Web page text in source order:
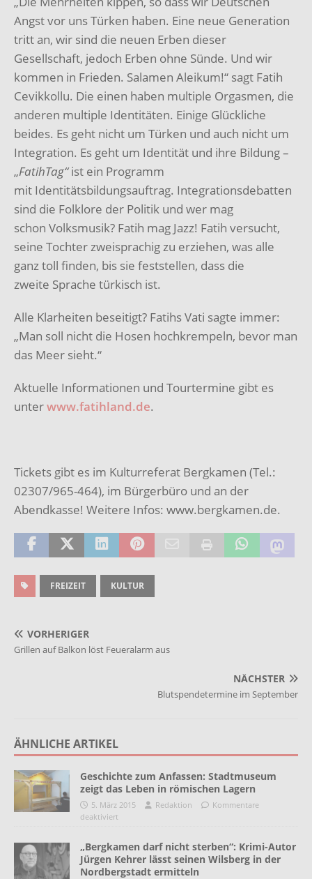
Angst vor uns Türken haben. Eine neue Generation
tritt an, wir sind die neuen Erben dieser
Gesellschaft, jedoch Erben ohne Sünde. Und wir
kommen in Frieden. Salamen Aleikum!“ sagt Fatih
Cevikkollu. Die einen haben multiple Orgasmen, die
anderen multiple Identitäten. Einige Glückliche
beides. Es geht nicht um Türken und auch nicht um
Integration. Es geht um Identität und ihre Bildung –
„FatihTag“ist ein Programm
mit Identitätsbildungsauftrag. Integrationsdebatten
sind die Folklore der Politik und wer mag
schon Volksmusik? Fatih mag Jazz! Fatih versucht,
seine Tochter zweisprachig zu erziehen, was alle
ganz toll finden, bis sie feststellen, dass die
zweite Sprache türkisch ist.
Alle Klarheiten beseitigt? Fatihs Vati sagte immer:
„Man soll nicht die Hosen hochkrempeln, bevor man
das Meer sieht.“
Aktuelle Informationen und Tourtermine gibt es
unterwww.fatihland.de.
Tickets gibt es im Kulturreferat Bergkamen (Tel.:
02307/965-464), im Bürgerbüro und an der
Abendkasse! Weitere Infos: www.bergkamen.de.
FREIZEIT KULTUR
VORHERIGER
Grillen auf Balkon löst Feueralarm aus
NÄCHSTER
Blutspendetermine im September
ÄHNLICHE ARTIKEL
Geschichte zum Anfassen: Stadtmuseum
zeigt das Leben in römischen Lagern
5. März 2015 Redaktion
Kommentare
deaktiviert
„Bergkamen darf nicht sterben“: Krimi-Autor
Jürgen Kehrer lässt seinen Wilsberg in der
Nordbergstadt ermitteln